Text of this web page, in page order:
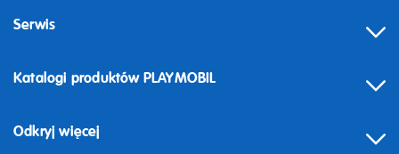
Serwis
Odstąpienie od umowy
Katalogi produktów PLAYMOBIL
Odkryj więcej